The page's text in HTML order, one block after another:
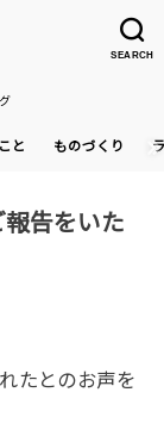
SEARCH
と ものづくり
告をいた
たとのお声を